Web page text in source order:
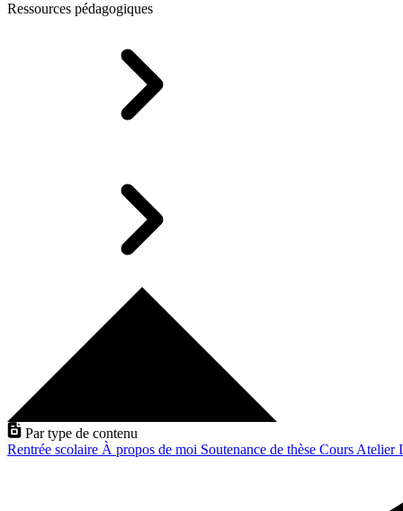
Ressources pédagogiques
Par type de contenu
Rentrée scolaire À propos de moi Soutenance de thèse Cours Atelier